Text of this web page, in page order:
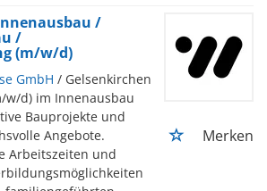
/
/
(m/w/d)
GmbH / Gelsenkirchen
w/d) im Innenausbau
Bauprojekte und
Angebote.
Arbeitszeiten und
Merken